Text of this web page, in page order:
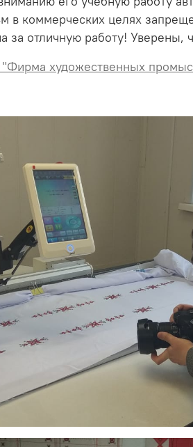
в коммерческих целях
за отличную работу! Уверены,
художественных